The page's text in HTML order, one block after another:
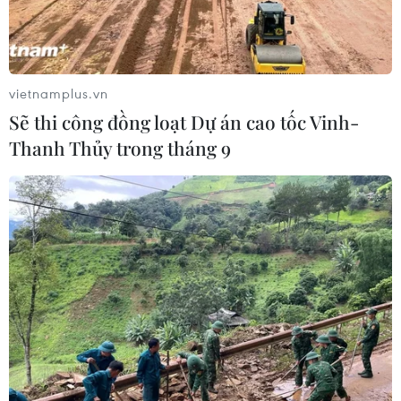
công đoạn.
Hoạt động sản xuất tại Công ty Optrontec vina khu công nghiệp
Bình Xuyên, Vĩnh Phúc. (Ảnh: Hoàng Hùng/TTXVN)
Nhằm hoàn thiện Đề án Phát triển nguồn nhân
lực ngành công nghiệp bán dẫn đến năm 2030,
vietnamplus.vn
Sẽ thi công đồng loạt Dự án cao tốc Vinh-
Thanh Thủy trong tháng 9